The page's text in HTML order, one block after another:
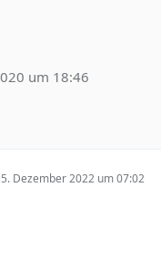
um 18:46
5. Dezember 2022 um 07:02